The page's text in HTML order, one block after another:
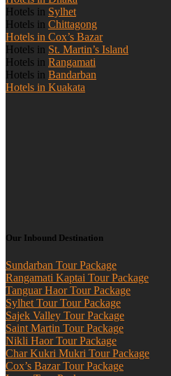
Hotels in Sylhet
Hotels in Chittagong
Hotels in Cox’s Bazar
Hotels in St. Martin’s Island
Hotels in Rangamati
Hotels in Bandarban
Hotels in Kuakata
Our Inbound Destination
Sundarban Tour Package
Rangamati Kaptai Tour Package
Tanguar Haor Tour Package
Sylhet Tour Tour Package
Sajek Valley Tour Package
Saint Martin Tour Package
Nikli Haor Tour Package
Char Kukri Mukri Tour Package
Cox’s Bazar Tour Package